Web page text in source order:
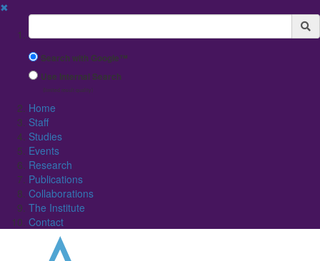
✖
Suchbegriff
Search with Google™
Use Internal Search
(limited result quality)
Home
Staff
Studies
Events
Research
Publications
Collaborations
The Institute
Contact